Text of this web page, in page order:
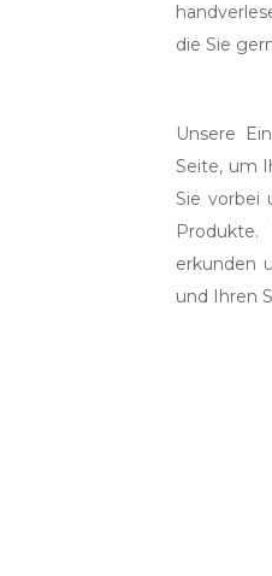
die Sie
Unsere
Seite, um
Sie vorbei
erkunden
und Ihren